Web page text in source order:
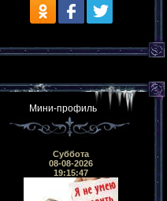
Мини-профиль
Суббота
08-08-2026
19:15:47